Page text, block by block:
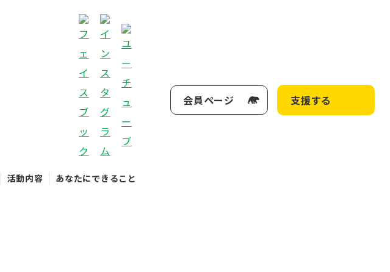
活動内容 あなたにできること
会員ページ 支援する